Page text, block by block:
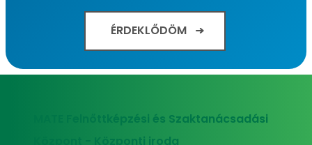
ÉRDEKLŐDÖM
MATE Felnőttképzési és Szaktanácsadási
Központ - Központi iroda